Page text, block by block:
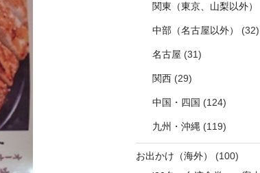
関東（東京、山梨以外）
中部（名古屋以外） (32)
名古屋 (31)
関西 (29)
中国・四国 (124)
九州・沖縄 (119)
お出かけ（海外）
(100)